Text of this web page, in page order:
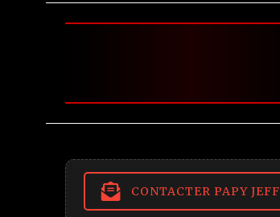
CONTACTER PAPY JEFF